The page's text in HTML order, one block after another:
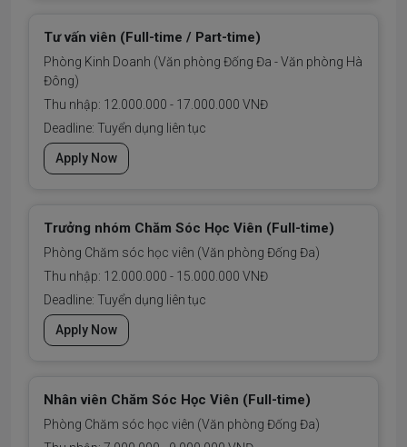
Tư vấn viên (Full-time / Part-time)
Phòng Kinh Doanh (Văn phòng Đống Đa - Văn phòng Hà
Đông)
Thu nhập: 12.000.000 - 17.000.000 VNĐ
Deadline: Tuyển dụng liên tục
Apply Now
Trưởng nhóm Chăm Sóc Học Viên (Full-time)
Phòng Chăm sóc học viên (Văn phòng Đống Đa)
Thu nhập: 12.000.000 - 15.000.000 VNĐ
Deadline: Tuyển dụng liên tục
Apply Now
Nhân viên Chăm Sóc Học Viên (Full-time)
Phòng Chăm sóc học viên (Văn phòng Đống Đa)